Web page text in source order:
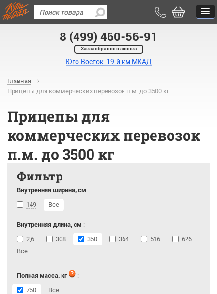
8 (499) 460-56-91
Заказ обратного звонка
Юго-Восток: 19-й км МКАД
Главная
Прицепы для коммерческих перевозок п.м. до 3500 кг
Прицепы для
коммерческих перевозок
п.м. до 3500 кг
Фильтр
Внутренняя ширина, см :
149
Все
Внутренняя длина, см :
2,6
308 350 364 516
626
Все
Полная масса, кг
:
750
Все